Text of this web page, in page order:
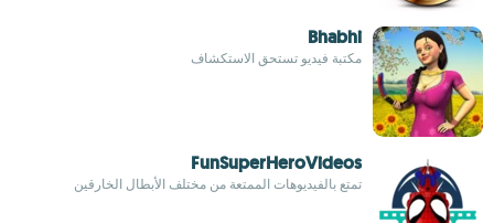
Bhabhi
مكتبة فيديو تستحق الاستكشاف
FunSuperHeroVideos
تمتع بالفيديوهات الممتعة من مختلف الأبطال الخارقين